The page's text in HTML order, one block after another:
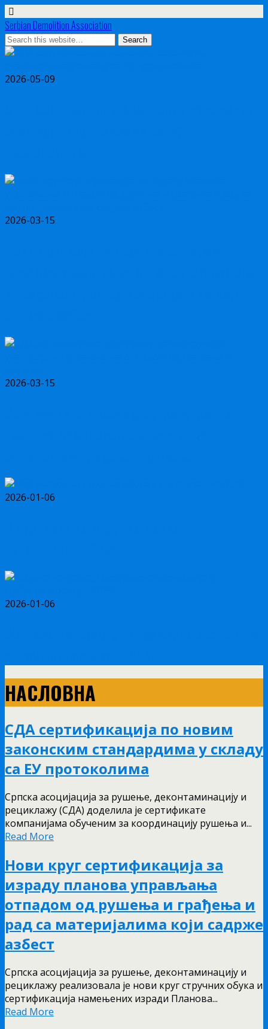
Serbian Demolition Association
2026-05-09
2026-03-15
2026-03-15
2026-01-06
2026-01-06
НАСЛОВНА
СДА сертификација по новим
законским стандардима у складу
са ЕУ протоколима
Српска асоцијација за рушење, деконтаминацију и
рециклажу (СДА) доделила је сертификате
компанијама обученим за координацију рушења и...
Read More
Нови круг сертификација за
израду планова управљања
отпадом од рушења и грађења и
рад са материјалима који садрже
азбест
Српска асоцијација за рушење, деконтаминацију и
рециклажу реализовала је нови круг стручних обука и
сертификација намењених изради Планова...
Read More